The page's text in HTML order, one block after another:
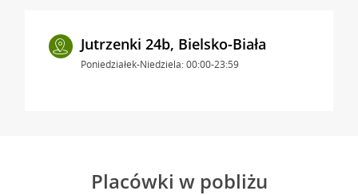
Jutrzenki 24b, Bielsko-Biała
Poniedziałek-Niedziela: 00:00-23:59
Placówki w pobliżu